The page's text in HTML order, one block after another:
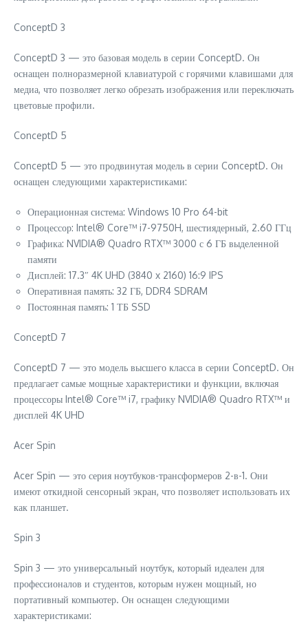
ConceptD 3
ConceptD 3 — это базовая модель в серии ConceptD. Он
оснащен полноразмерной клавиатурой с горячими клавишами для
медиа, что позволяет легко обрезать изображения или переключать
цветовые профили.
ConceptD 5
ConceptD 5 — это продвинутая модель в серии ConceptD. Он
оснащен следующими характеристиками:
Операционная система: Windows 10 Pro 64-bit
Процессор: Intel® Core™ i7-9750H, шестиядерный, 2.60 ГГц
Графика: NVIDIA® Quadro RTX™ 3000 с 6 ГБ выделенной
памяти
Дисплей: 17.3″ 4K UHD (3840 x 2160) 16:9 IPS
Оперативная память: 32 ГБ, DDR4 SDRAM
Постоянная память: 1 ТБ SSD
ConceptD 7
ConceptD 7 — это модель высшего класса в серии ConceptD. Он
предлагает самые мощные характеристики и функции, включая
процессоры Intel® Core™ i7, графику NVIDIA® Quadro RTX™ и
дисплей 4K UHD
Acer Spin
Acer Spin — это серия ноутбуков-трансформеров 2-в-1. Они
имеют откидной сенсорный экран, что позволяет использовать их
как планшет.
Spin 3
Spin 3 — это универсальный ноутбук, который идеален для
профессионалов и студентов, которым нужен мощный, но
портативный компьютер. Он оснащен следующими
характеристиками: